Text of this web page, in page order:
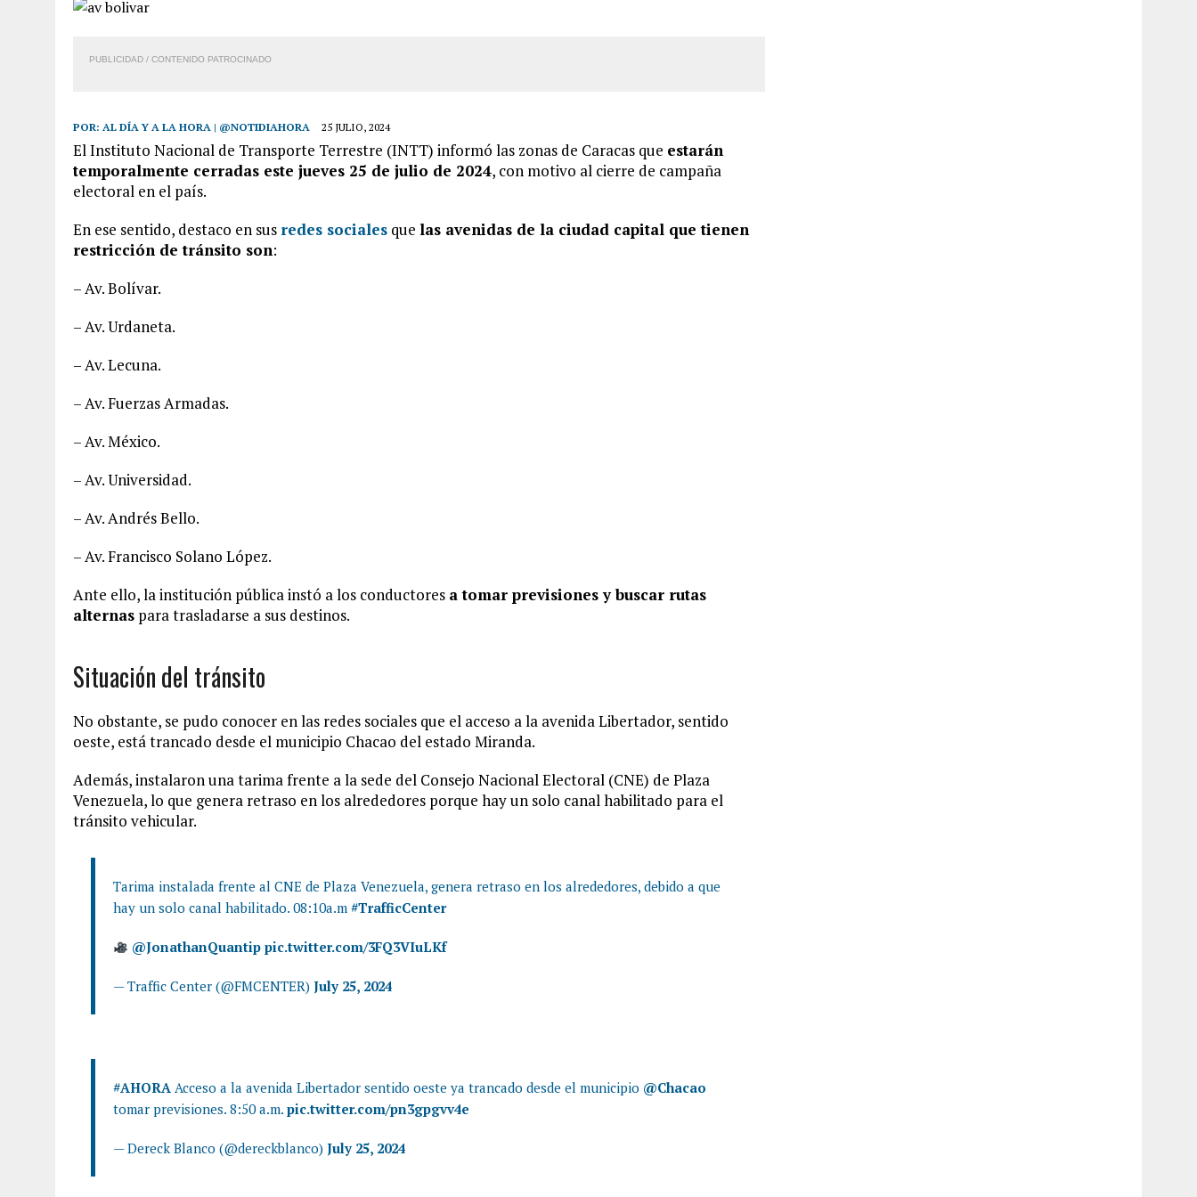
PUBLICIDAD / CONTENIDO PATROCINADO
POR: AL DÍA Y A LA HORA | @NOTIDIAHORA 25 JULIO, 2024
El Instituto Nacional de Transporte Terrestre (INTT) informó las zonas de Caracas que estarán
temporalmente cerradas este jueves 25 de julio de 2024, con motivo al cierre de campaña
electoral en el país.
En ese sentido, destaco en sus redes sociales que las avenidas de la ciudad capital que tienen
restricción de tránsito son:
– Av. Bolívar.
– Av. Urdaneta.
– Av. Lecuna.
– Av. Fuerzas Armadas.
– Av. México.
– Av. Universidad.
– Av. Andrés Bello.
– Av. Francisco Solano López.
Ante ello, la institución pública instó a los conductores a tomar previsiones y buscar rutas
alternas para trasladarse a sus destinos.
Situación del tránsito
No obstante, se pudo conocer en las redes sociales que el acceso a la avenida Libertador, sentido
oeste, está trancado desde el municipio Chacao del estado Miranda.
Además, instalaron una tarima frente a la sede del Consejo Nacional Electoral (CNE) de Plaza
Venezuela, lo que genera retraso en los alrededores porque hay un solo canal habilitado para el
tránsito vehicular.
Tarima instalada frente al CNE de Plaza Venezuela, genera retraso en los alrededores, debido a que
hay un solo canal habilitado. 08:10a.m #TrafficCenter
@JonathanQuantip pic.twitter.com/3FQ3VIuLKf
— Traffic Center (@FMCENTER) July 25, 2024
#AHORA Acceso a la avenida Libertador sentido oeste ya trancado desde el municipio @Chacao
tomar previsiones. 8:50 a.m. pic.twitter.com/pn3gpgvv4e
— Dereck Blanco (@dereckblanco) July 25, 2024